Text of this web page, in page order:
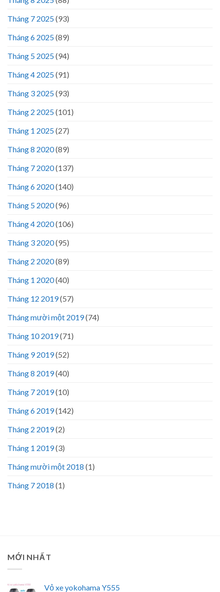
Tháng 7 2025(93)
Tháng 6 2025(89)
Tháng 5 2025(94)
Tháng 4 2025(91)
Tháng 3 2025(93)
Tháng 2 2025(101)
Tháng 1 2025(27)
Tháng 8 2020(89)
Tháng 7 2020(137)
Tháng 6 2020(140)
Tháng 5 2020(96)
Tháng 4 2020(106)
Tháng 3 2020(95)
Tháng 2 2020(89)
Tháng 1 2020(40)
Tháng 12 2019(57)
Tháng mười một 2019(74)
Tháng 10 2019(71)
Tháng 9 2019(52)
Tháng 8 2019(40)
Tháng 7 2019(10)
Tháng 6 2019(142)
Tháng 2 2019(2)
Tháng 1 2019(3)
Tháng mười một 2018 (1)
Tháng 7 2018 (1)
MỚI NHẤT
Vỏ xe yokohama Y555